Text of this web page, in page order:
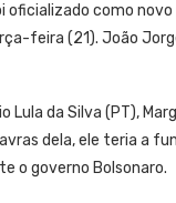
oficializado como
feira (21). João
Lula da Silva (PT),
dela, ele teria a
o governo Bolsonaro.